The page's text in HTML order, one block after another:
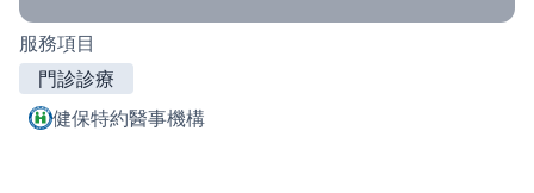
服務項目
門診診療
健保特約醫事機構